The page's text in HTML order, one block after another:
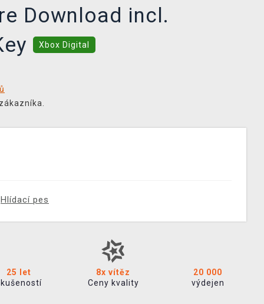
Download incl.
Xbox Digital
Hlídací pes
25 let
8x vítěz
Ceny kvality
20 000
výdejen